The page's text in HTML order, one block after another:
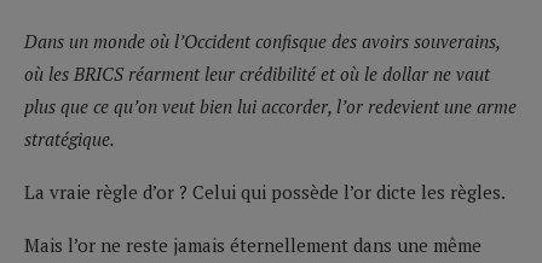
Dans un monde où l’Occident confisque des avoirs souverains,
où les BRICS réarment leur crédibilité et où le dollar ne vaut
plus que ce qu’on veut bien lui accorder, l’or redevient une arme
stratégique.
La vraie règle d’or ? Celui qui possède l’or dicte les règles.
Mais l’or ne reste jamais éternellement dans une même